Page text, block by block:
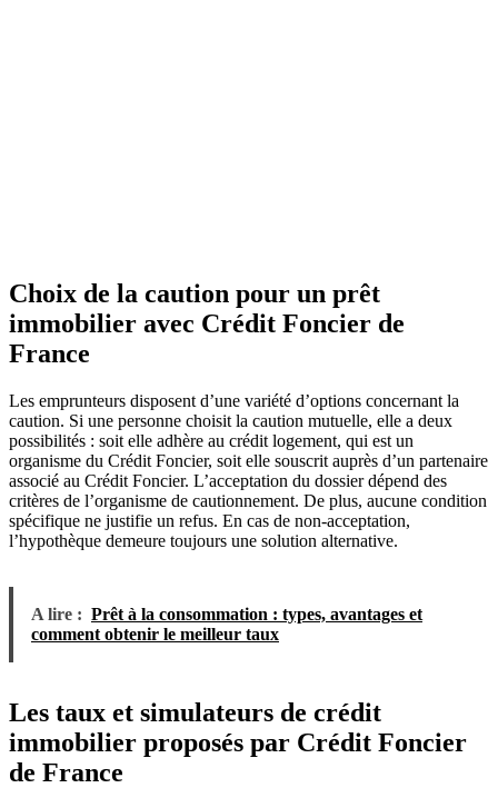
Choix de la caution pour un prêt
immobilier avec Crédit Foncier de
France
Les emprunteurs disposent d’une variété d’options concernant la
caution. Si une personne choisit la caution mutuelle, elle a deux
possibilités : soit elle adhère au crédit logement, qui est un
organisme du Crédit Foncier, soit elle souscrit auprès d’un partenaire
associé au Crédit Foncier. L’acceptation du dossier dépend des
critères de l’organisme de cautionnement. De plus, aucune condition
spécifique ne justifie un refus. En cas de non-acceptation,
l’hypothèque demeure toujours une solution alternative.
A lire : Prêt à la consommation : types, avantages et
comment obtenir le meilleur taux
Les taux et simulateurs de crédit
immobilier proposés par Crédit Foncier
de France